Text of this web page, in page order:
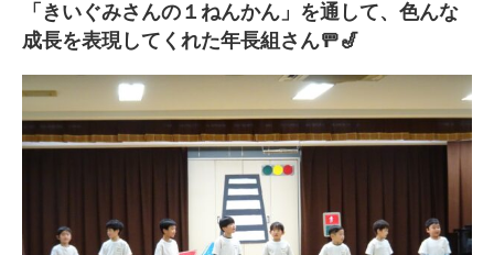
「きいぐみさんの１ねんかん」を通して、色んな
成長を表現してくれた年長組さん🚥🎷